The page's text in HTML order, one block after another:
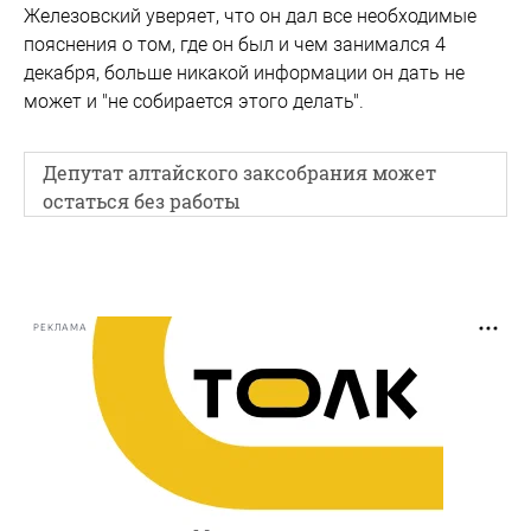
Железовский уверяет, что он дал все необходимые
пояснения о том, где он был и чем занимался 4
декабря, больше никакой информации он дать не
может и "не собирается этого делать".
Депутат алтайского заксобрания может
остаться без работы
РЕКЛАМА